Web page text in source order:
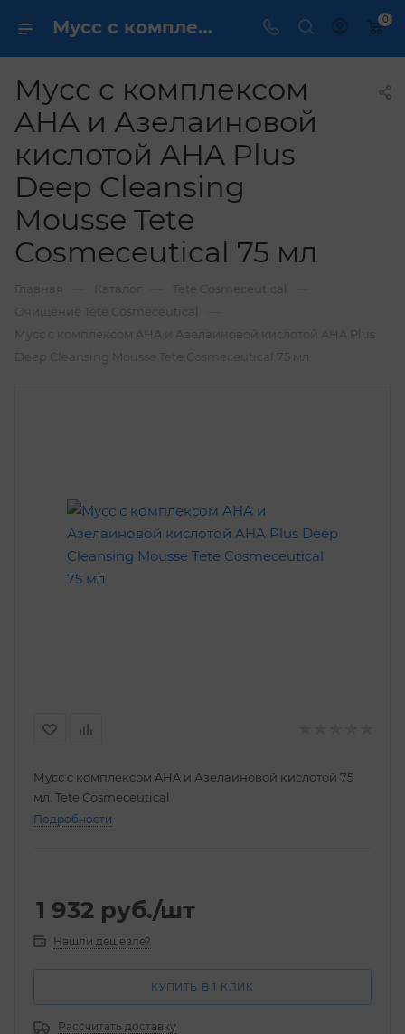
Мусс c комплексом AHA и Азелаиновой кислотой AHA Plus Deep Cleansing Mousse Tetе Cosmeceutical 75 мл купить по выгодной цене в интернет магазине 0
Мусс c комплексом
AHA и Азелаиновой
кислотой AHA Plus
Deep Cleansing
Mousse Tetе
Cosmeceutical 75 мл
Мусс c комплексом AHA и Азелаиновой кислотой 75
мл. Tetе Cosmeceutical
Подробности
1 932 руб./шт
Нашли дешевле?
КУПИТЬ В 1 КЛИК
Рассчитать доставку